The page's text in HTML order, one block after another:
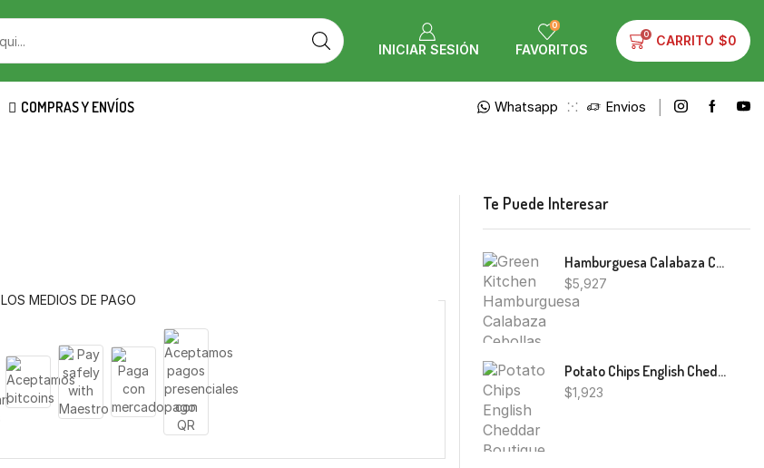
INICIAR SESIÓN
0
FAVORITOS
0 CARRITO $0
COMPRAS Y ENVÍOS Whatsapp Envios
LOS MEDIOS DE PAGO
Te Puede Interesar
Hamburguesa Calabaza Cebollas Green Kitchen 4U.
$5,927
Potato Chips English Cheddar Boutique 65g
$1,923